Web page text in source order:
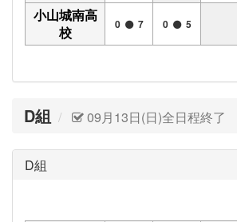
小山城南高
校
0 7 0 5
D組 09月13日(日)全日程終了
D組